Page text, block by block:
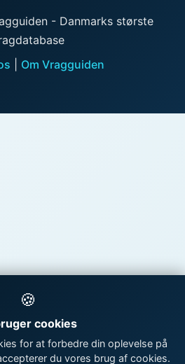
- Danmarks største
Om Vragguiden
🍪
cookies
for at forbedre din oplevelse på
du vores brug af cookies.